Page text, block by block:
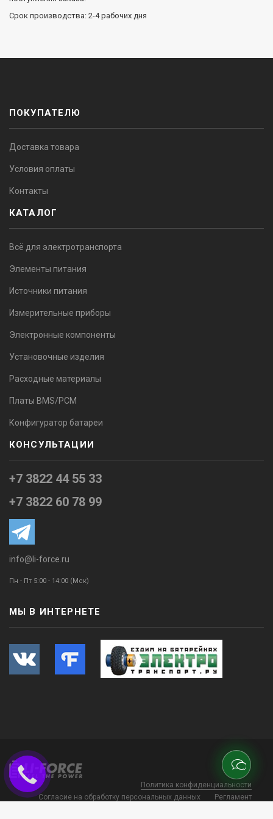
Срок производства: 2-4 рабочих дня
ПОКУПАТЕЛЮ
Доставка товара
Условия оплаты
Контакты
КАТАЛОГ
Всё для электротранспорта
Элементы питания
Источники питания
Измерительные приборы
Электронные компоненты
Установочные изделия
Расходные материалы
Платы BMS/PCM
Конфигуратор батареи
КОНСУЛЬТАЦИИ
+7 3822 44 55 33
+7 3822 60 78 99
info@li-force.ru
Пн - Пт 5:00 - 14:00 (Мск)
МЫ В ИНТЕРНЕТЕ
Политика конфиденциальности
Согласие на обработку персональных данных
Регламент